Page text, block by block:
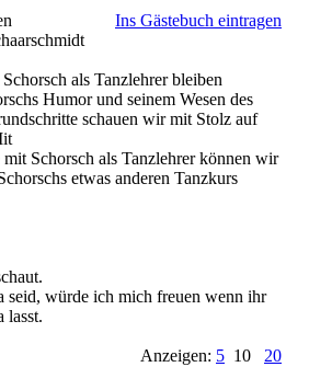
Ins Gästebuch eintragen
als Tanzlehrer bleiben
Humor und seinem Wesen des
schauen wir mit Stolz auf
mit Schorsch als Tanzlehrer können wir
etwas anderen Tanzkurs
seid, würde ich mich freuen wenn ihr
lasst.
Anzeigen: 5 10 20